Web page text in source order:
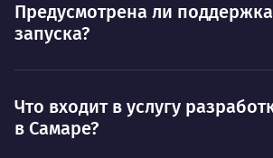
Предусмотрена ли
запуска?
Что входит в услугу
в Самаре?